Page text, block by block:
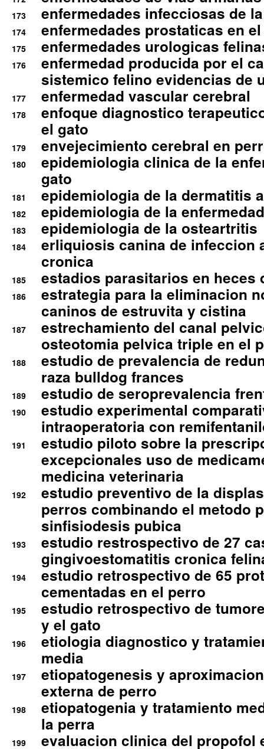
173 enfermedades infecciosas de
174 enfermedades prostaticas en
175 enfermedades urologicas
176
enfermedad producida por el
sistemico felino evidencias de
177 enfermedad vascular cerebral
178
enfoque diagnostico
el gato
179 envejecimiento cerebral en
180
epidemiologia clinica de la
gato
181 epidemiologia de la dermatitis
182 epidemiologia de la
183 epidemiologia de la osteartritis
184
erliquiosis canina de infeccion
cronica
185 estadios parasitarios en heces
186
estrategia para la eliminacion
caninos de estruvita y cistina
187
estrechamiento del canal
osteotomia pelvica triple en el
188
estudio de prevalencia de
raza bulldog frances
189 estudio de seroprevalencia
190
estudio experimental
intraoperatoria con
191
estudio piloto sobre la
excepcionales uso de
medicina veterinaria
192
estudio preventivo de la
perros combinando el metodo
sinfisiodesis pubica
193
estudio restrospectivo de 27
gingivoestomatitis cronica
194
estudio retrospectivo de 65
cementadas en el perro
195
estudio retrospectivo de
y el gato
196
etiologia diagnostico y
media
197
etiopatogenesis y
externa de perro
198
etiopatogenia y tratamiento
la perra
199
evaluacion clinica del propofol